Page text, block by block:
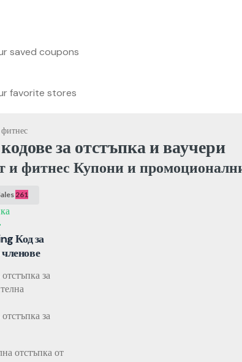
saved coupons
favorite stores
за отстъпка и ваучери
фитнес Купони и
261
Код за
за
за
отстъпка от